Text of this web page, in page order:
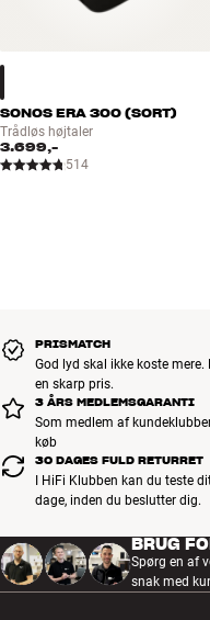
SONOS ERA 300 (SORT)
Trådløs højtaler
3.699,-
514
PRISMATCH
God lyd skal ikke koste
en skarp pris.
3 ÅRS MEDLEMSGARANTI
Som medlem af
køb
30 DAGES FULD RETURRET
I HiFi Klubben kan du teste
dage, inden du beslutter dig.
BRUG
Spørg en af
snak med